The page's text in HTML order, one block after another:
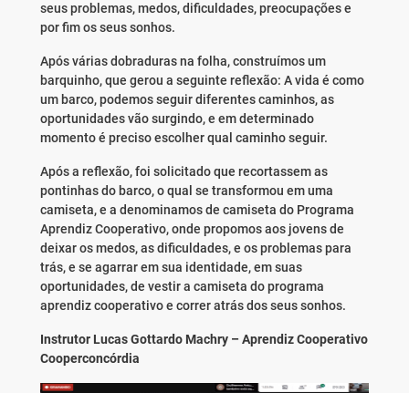
seus problemas, medos, dificuldades, preocupações e
por fim os seus sonhos.
Após várias dobraduras na folha, construímos um
barquinho, que gerou a seguinte reflexão: A vida é como
um barco, podemos seguir diferentes caminhos, as
oportunidades vão surgindo, e em determinado
momento é preciso escolher qual caminho seguir.
Após a reflexão, foi solicitado que recortassem as
pontinhas do barco, o qual se transformou em uma
camiseta, e a denominamos de camiseta do Programa
Aprendiz Cooperativo, onde propomos aos jovens de
deixar os medos, as dificuldades, e os problemas para
trás, e se agarrar em sua identidade, em suas
oportunidades, de vestir a camiseta do programa
aprendiz cooperativo e correr atrás dos seus sonhos.
Instrutor Lucas Gottardo Machry – Aprendiz Cooperativo
Cooperconcórdia